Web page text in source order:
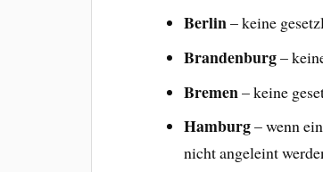
Berlin– keine
Brandenburg–
Bremen– keine
Hamburg– wenn
nicht angeleint